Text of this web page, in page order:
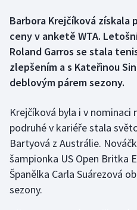
Box
Curling
Florbal
Futsal
Golf
Barbora Krejčíková získala
ceny v anketě WTA.
Roland Garros se stala
zlepšením a s Kateřinou
deblovým párem sezony.
Krejčíková byla i v nominaci
podruhé v kariéře stala
Bartyová z Austrálie.
šampionka US Open Britka
Španělka Carla Suárezová
sezony.